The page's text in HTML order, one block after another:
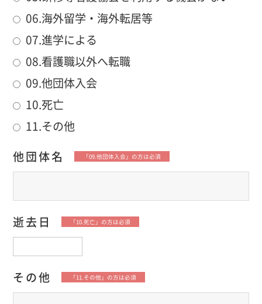
06.海外留学・海外転居等
07.進学による
08.看護職以外へ転職
09.他団体入会
10.死亡
11.その他
他団体名
「09.他団体入会」の方は必須
逝去日 「10.死亡」の方は必須
その他 「11.その他」の方は必須